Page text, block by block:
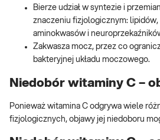
Bierze udział w syntezie i
znaczeniu fizjologicznym:
aminokwasów i
Zakwasza mocz, przez co
bakteryjnej układu moczowego.
Niedobór witaminy C –
Ponieważ witamina C odgrywa wiele
fizjologicznych, objawy jej niedoboru